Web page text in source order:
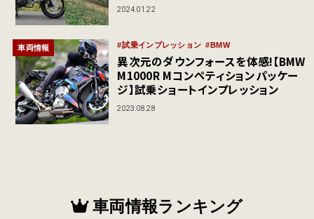
2024.01.22
車両情報 試乗インプレッション BMW
異次元のダウンフォースを体感!【BMW
M1000R Mコンペティションパッケー
ジ】試乗ショートインプレッション
2023.08.28
車両情報ランキング